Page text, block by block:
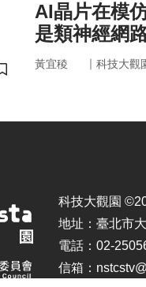
儲存書籤
AI晶片在模
是類神經網
黃宜稜 ｜ 科技大觀
科技大觀園
地址：臺北市
電話：02-
信箱：